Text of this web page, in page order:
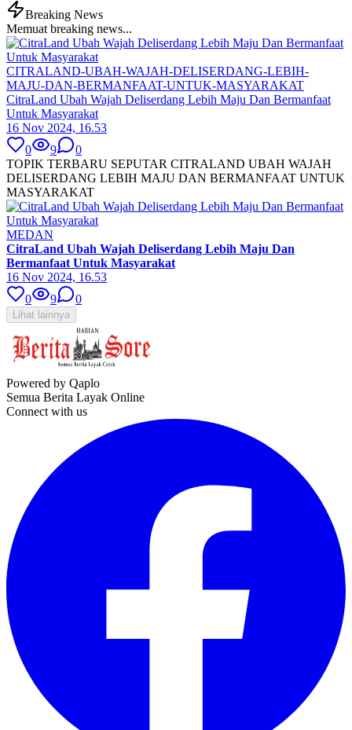
Breaking News
Memuat breaking news...
CITRALAND-UBAH-WAJAH-DELISERDANG-LEBIH-
MAJU-DAN-BERMANFAAT-UNTUK-MASYARAKAT
CitraLand Ubah Wajah Deliserdang Lebih Maju Dan Bermanfaat
Untuk Masyarakat
16 Nov 2024, 16.53
0
9
0
TOPIK TERBARU SEPUTAR CITRALAND UBAH WAJAH
DELISERDANG LEBIH MAJU DAN BERMANFAAT UNTUK
MASYARAKAT
MEDAN
CitraLand Ubah Wajah Deliserdang Lebih Maju Dan
Bermanfaat Untuk Masyarakat
16 Nov 2024, 16.53
0
9 0
Lihat lainnya
Powered by Qaplo
Semua Berita Layak Online
Connect with us